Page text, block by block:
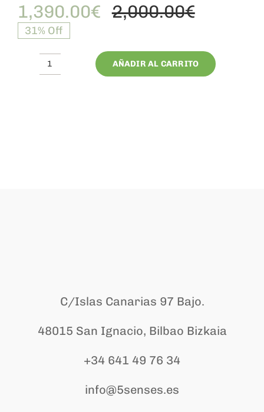
2,000.00€El
original
1,390.00€
El
actual
31% Off
01.Master
AÑADIR AL CARRITO
C/Islas Canarias 97 Bajo.
48015 San Ignacio, Bilbao Bizkaia
+34 641 49 76 34
info@5senses.es